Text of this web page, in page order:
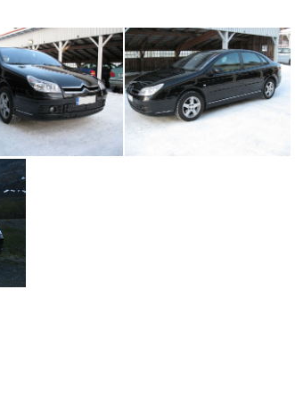
IMG_0013.jpg